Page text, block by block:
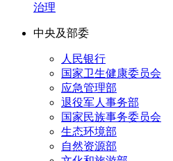
治理
中央及部委
人民银行
国家卫生健康委员会
应急管理部
退役军人事务部
国家民族事务委员会
生态环境部
自然资源部